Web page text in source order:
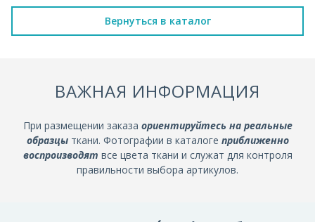
Вернуться в каталог
ВАЖНАЯ ИНФОРМАЦИЯ
При размещении заказа ориентируйтесь на реальные
образцыткани. Фотографии в каталоге приближенно
воспроизводят все цвета ткани и служат для контроля
правильности выбора артикулов.